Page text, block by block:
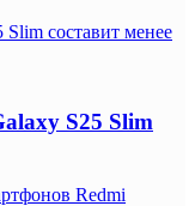
составит менее
S25 Slim
Redmi